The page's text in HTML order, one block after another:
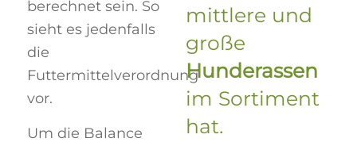
berechnet sein. So
sieht es jedenfalls
die
Futtermittelverordnung
vor.
Um die Balance
mittlere und
große
Hunderassen
im Sortiment
hat.